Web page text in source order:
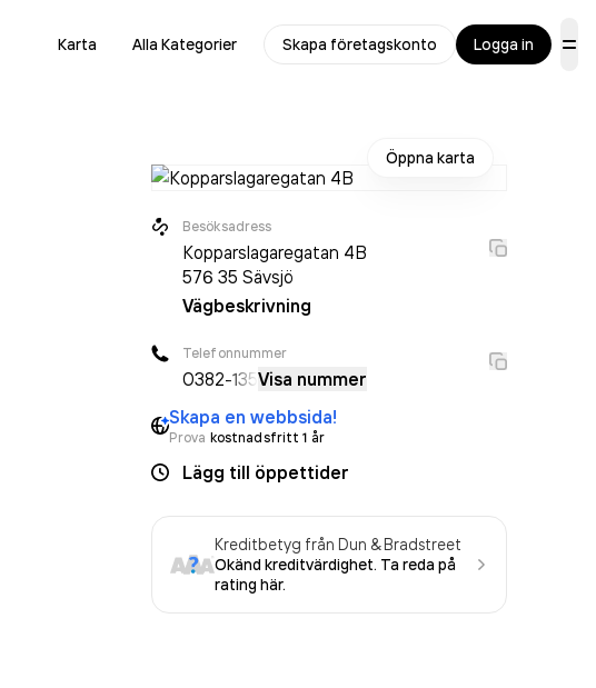
Karta Alla Kategorier Skapa företagskonto Logga in
Öppna karta
Besöksadress
Kopparslagaregatan 4B
576 35 Sävsjö
Vägbeskrivning
Telefonnummer
0382-135Visa nummer
Skapa en webbsida!
Prova kostnadsfritt 1 år
Lägg till öppettider
Kreditbetyg från Dun & Bradstreet
Okänd kreditvärdighet. Ta reda på
rating här.